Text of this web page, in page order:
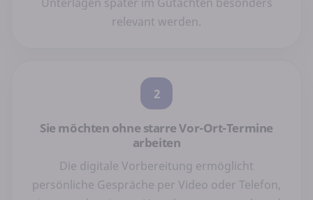
relevant werden.
2
Sie möchten ohne starre Vor-Ort-Termine
arbeiten
Die digitale Vorbereitung ermöglicht
persönliche Gespräche per Video oder Telefon,